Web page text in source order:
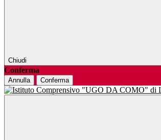
Chiudi
Conferma
Annulla Conferma